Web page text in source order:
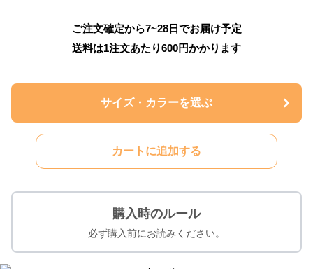
ご注文確定から7~28日でお届け予定
送料は1注文あたり600円かかります
サイズ・カラーを選ぶ
カートに追加する
購入時のルール
必ず購入前にお読みください。